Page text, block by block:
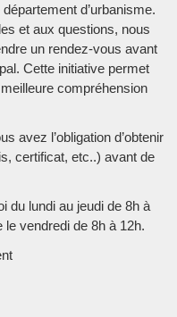
d’urbanisme.
et aux questions, nous
un rendez-vous avant
Cette initiative permet
compréhension
avez l’obligation d’obtenir
certificat, etc..) avant de
du lundi au jeudi de 8h à
le vendredi de 8h à 12h.